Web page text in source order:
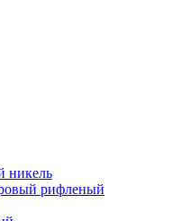
никель
рифленый